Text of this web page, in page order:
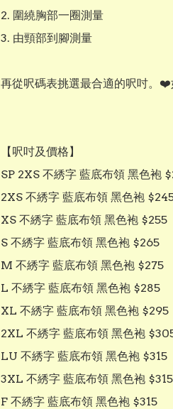
2. 圍繞胸部一圈測量
3. 由頸部到腳測量
再從呎碼表挑選最合適的呎吋。❤️
【呎吋及價格】
SP 2XS 不綉字 藍底布領 黑色袍
2XS 不綉字 藍底布領 黑色袍
XS 不綉字 藍底布領 黑色袍 $255
S 不綉字 藍底布領 黑色袍 $265
M 不綉字 藍底布領 黑色袍 $275
L 不綉字 藍底布領 黑色袍 $285
XL 不綉字 藍底布領 黑色袍 $295
2XL 不綉字 藍底布領 黑色袍
LU 不綉字 藍底布領 黑色袍 $315
3XL 不綉字 藍底布領 黑色袍 $315
F 不綉字 藍底布領 黑色袍 $315